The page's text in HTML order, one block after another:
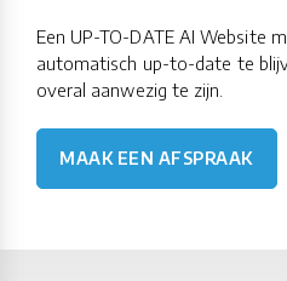
Een UP-TO-DATE AI Website
automatisch up-to-date te
overal aanwezig te zijn.
MAAK EEN AFSPRAAK